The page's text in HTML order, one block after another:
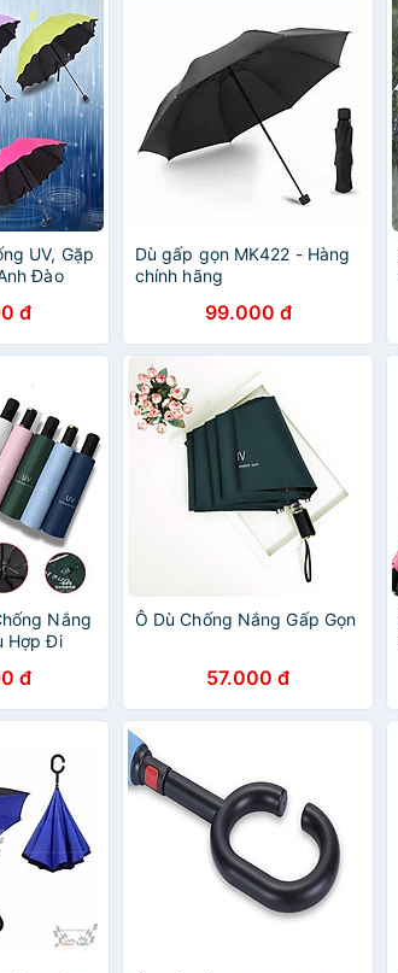
UV, Gặp
Đào
đ
Dù gấp gọn MK422 - Hàng
chính hãng
99.000 đ
Nắng
Hợp Đi
đ
Ô Dù Chống Nắng Gấp Gọn
57.000 đ